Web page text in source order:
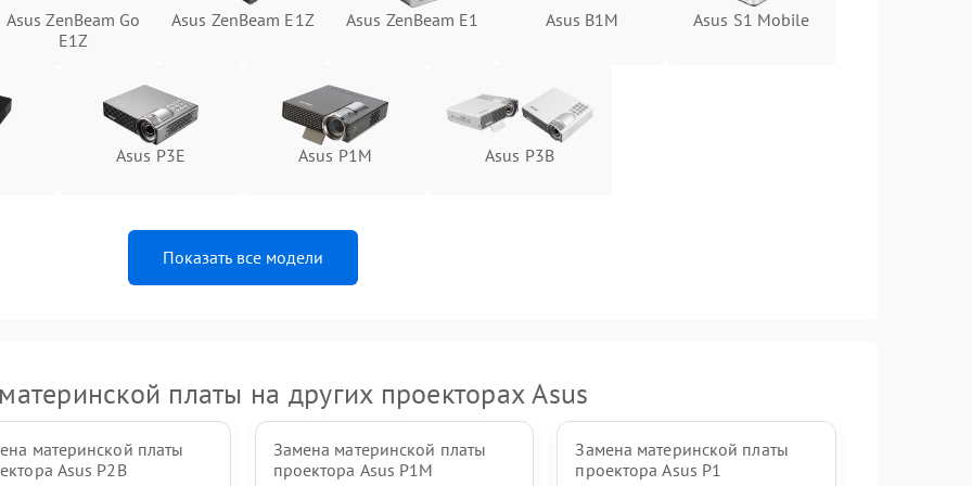
Asus ZenBeam Go
E1Z
Asus ZenBeam E1Z Asus ZenBeam E1 Asus B1M Asus S1 Mobile
Asus P3E Asus P1M Asus P3B
Показать все модели
платы на других проекторах Asus
материнской платы
Asus P2B
Замена материнской платы
проектора Asus P1M
Замена материнской платы
проектора Asus P1